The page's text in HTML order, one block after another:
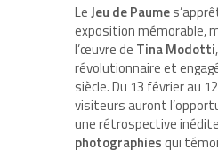
LeJeu de Paume
exposition mémorable,
l’œuvre de Tina Modotti
révolutionnaire et
siècle. Du 13 février au
visiteurs auront
une rétrospective
photographiesqui